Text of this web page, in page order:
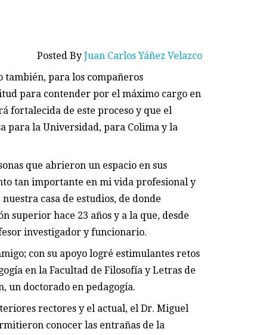
Posted By Juan Carlos Yáñez Velazco
también, para los compañeros
para contender por el máximo cargo en
fortalecida de este proceso y que el
la Universidad, para Colima y la
que abrieron un espacio en sus
tan importante en mi vida profesional y
casa de estudios, de donde
superior hace 23 años y a la que, desde
investigador y funcionario.
con su apoyo logré estimulantes retos
en la Facultad de Filosofía y Letras de
un doctorado en pedagogía.
rectores y el actual, el Dr. Miguel
conocer las entrañas de la